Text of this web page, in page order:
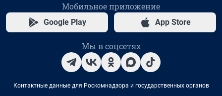
Мобильное приложение
Google Play App Store
Мы в соцсетях
Контактные данные для Роскомнадзора и государственных органов